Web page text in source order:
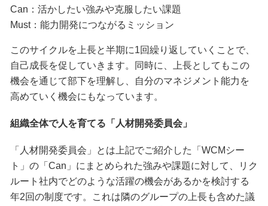
Can：活かしたい強みや克服したい課題
Must：能力開発につながるミッション
このサイクルを上長と半期に1回繰り返していくことで、
自己成長を促していきます。同時に、上長としてもこの
機会を通じて部下を理解し、自分のマネジメント能力を
高めていく機会にもなっています。
組織全体で人を育てる「人材開発委員会」
「人材開発委員会」とは上記でご紹介した「WCMシー
ト」の「Can」にまとめられた強みや課題に対して、リク
ルート社内でどのような活躍の機会があるかを検討する
年2回の制度です。これは隣のグループの上長も含めた議